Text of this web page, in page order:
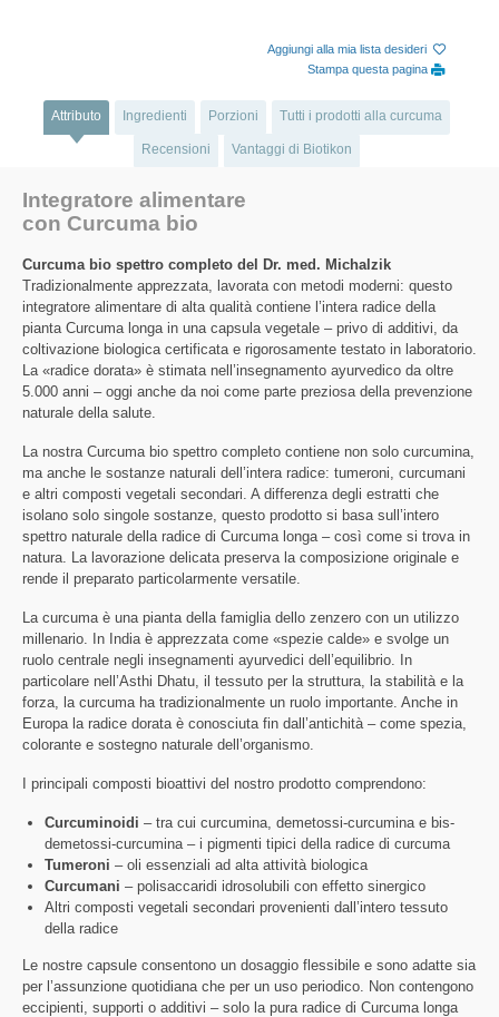
Aggiungi alla mia lista desideri
Stampa questa pagina
Attributo Ingredienti Porzioni Tutti i prodotti alla curcuma
Recensioni Vantaggi di Biotikon
Integratore alimentare
con Curcuma bio
Curcuma bio spettro completo del Dr. med. Michalzik
Tradizionalmente apprezzata, lavorata con metodi moderni: questo
integratore alimentare di alta qualità contiene l’intera radice della
pianta Curcuma longa in una capsula vegetale – privo di additivi, da
coltivazione biologica certificata e rigorosamente testato in laboratorio.
La «radice dorata» è stimata nell’insegnamento ayurvedico da oltre
5.000 anni – oggi anche da noi come parte preziosa della prevenzione
naturale della salute.
La nostra Curcuma bio spettro completo contiene non solo curcumina,
ma anche le sostanze naturali dell’intera radice: tumeroni, curcumani
e altri composti vegetali secondari. A differenza degli estratti che
isolano solo singole sostanze, questo prodotto si basa sull’intero
spettro naturale della radice di Curcuma longa – così come si trova in
natura. La lavorazione delicata preserva la composizione originale e
rende il preparato particolarmente versatile.
La curcuma è una pianta della famiglia dello zenzero con un utilizzo
millenario. In India è apprezzata come «spezie calde» e svolge un
ruolo centrale negli insegnamenti ayurvedici dell’equilibrio. In
particolare nell’Asthi Dhatu, il tessuto per la struttura, la stabilità e la
forza, la curcuma ha tradizionalmente un ruolo importante. Anche in
Europa la radice dorata è conosciuta fin dall’antichità – come spezia,
colorante e sostegno naturale dell’organismo.
I principali composti bioattivi del nostro prodotto comprendono:
Curcuminoidi – tra cui curcumina, demetossi-curcumina e bis-
demetossi-curcumina – i pigmenti tipici della radice di curcuma
Tumeroni – oli essenziali ad alta attività biologica
Curcumani – polisaccaridi idrosolubili con effetto sinergico
Altri composti vegetali secondari provenienti dall’intero tessuto
della radice
Le nostre capsule consentono un dosaggio flessibile e sono adatte sia
per l’assunzione quotidiana che per un uso periodico. Non contengono
eccipienti, supporti o additivi – solo la pura radice di Curcuma longa